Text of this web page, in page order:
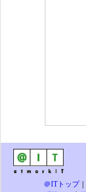
＠ITトップ｜